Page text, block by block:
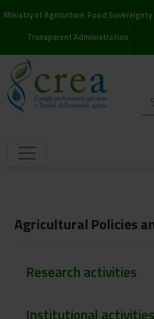
Ministry of Agriculture, Food
Transparent Administration
Agricultural Policies
Research activities
Institutional